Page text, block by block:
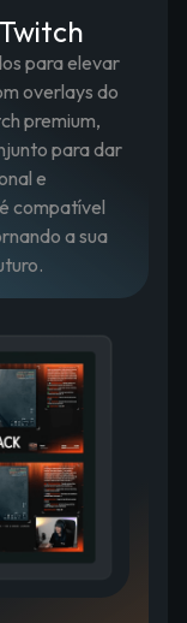
para elevar
overlays do
premium,
para dar
e
compatível
a sua